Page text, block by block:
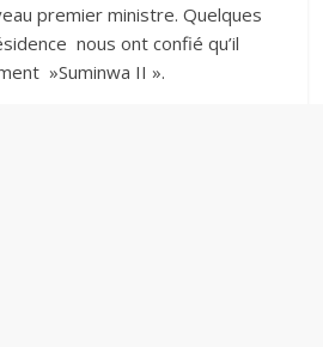
premier ministre. Quelques
nous ont confié qu’il
»Suminwa II ».